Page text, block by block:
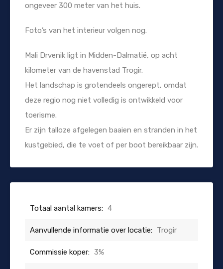
ongeveer 300 meter van het huis.
Foto’s van het interieur volgen nog.
Mali Drvenik ligt in Midden-Dalmatië, op acht
kilometer van de havenstad Trogir.
Het landschap is grotendeels ongerept, omdat
deze regio nog niet volledig is ontwikkeld voor
toerisme.
Er zijn talloze afgelegen baaien en stranden in het
kustgebied, die te voet of per boot bereikbaar zijn.
Totaal aantal kamers: 4
Aanvullende informatie over locatie: Trogir
Commissie koper: 3%